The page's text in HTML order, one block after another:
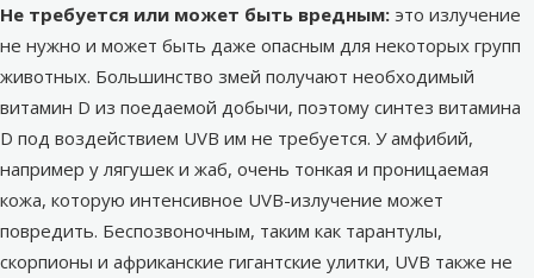
Не требуется или может быть вредным: это излучение
не нужно и может быть даже опасным для некоторых групп
животных. Большинство змей получают необходимый
витамин D из поедаемой добычи, поэтому синтез витамина
D под воздействием UVB им не требуется. У амфибий,
например у лягушек и жаб, очень тонкая и проницаемая
кожа, которую интенсивное UVB-излучение может
повредить. Беспозвоночным, таким как тарантулы,
скорпионы и африканские гигантские улитки, UVB также не